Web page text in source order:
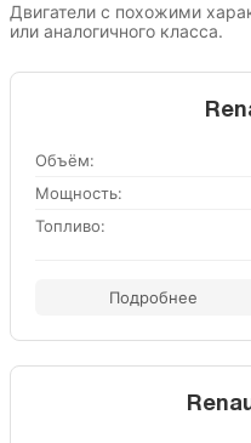
Двигатели с похожими
или аналогичного класса.
Объём:
Мощность:
Топливо:
Подробнее